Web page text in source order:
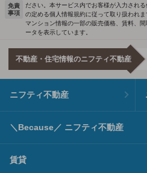
免責
事項
ださい。本サービス内でお客様が入力され
の定める個人情報規約に従って取り扱われま
マンション情報の一部の販売価格、賃料、
ータを表示しています。
不動産・住宅情報のニフティ不動産
ニフティ不動産
＼Because／ ニフティ不動産
賃貸